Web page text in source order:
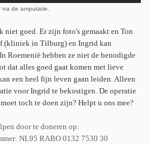
na de amputatie.
niet goed. Er zijn foto's gemaakt en Ton
(kliniek in Tilburg) en Ingrid kan
Roemenië hebben ze niet de benodigde
dat alles goed gaat komen met lieve
een heel fijn leven gaan leiden. Alleen
voor Ingrid te bekostigen. De operatie
toch te doen zijn? Helpt u ons mee?
door te doneren op:
NL95 RABO 0132 7530 30